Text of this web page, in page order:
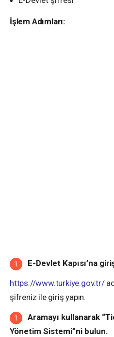
İşlem Adımları:
E-Devlet Kapısı’na
https://www.turkiye.gov.tr/
şifreniz ile giriş yapın.
Aramayı kullanarak
Yönetim Sistemi”ni bulun.